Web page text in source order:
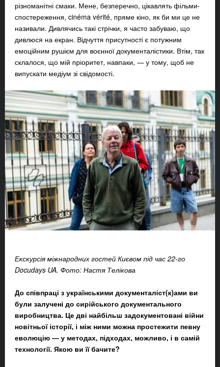
різноманітні смаки. Мене, безперечно, цікавлять фільми-
спостереження, cinéma vérité, пряме кіно, як би ми це не
називали. Дивлячись такі стрічки, я часто забуваю, що
дивлюся на екран. Відчуття присутності є потужним
емоційним рушієм для воєнної документалістики. Втім, так
склалося, що мій пріоритет, навпаки, — у тому, щоб не
випускати медіум зі свідомості.
Екскурсія міжнародних гостей Києвом під час 22-го
Docudays UA. Фото: Настя Телікова
До співпраці з українськими документаліст(к)ами ви
були залучені до сирійського документального
виробництва. Це дві найбільш задокументовані війни
новітньої історії, і між ними можна простежити певну
еволюцію — у методах, підходах, можливо, і в самій
технології. Якою ви її бачите?